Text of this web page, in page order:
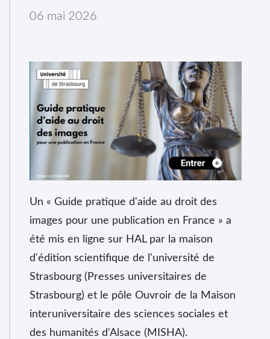
06 mai 2026
Un « Guide pratique d'aide au droit des
images pour une publication en France » a
été mis en ligne sur HAL par la maison
d'édition scientifique de l'université de
Strasbourg (Presses universitaires de
Strasbourg) et le pôle Ouvroir de la Maison
interuniversitaire des sciences sociales et
des humanités d'Alsace (MISHA).